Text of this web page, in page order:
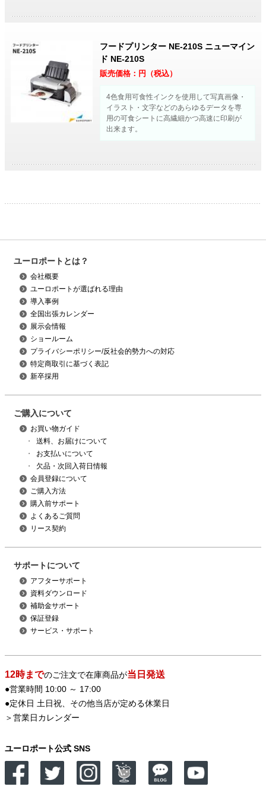
フードプリンター NE-210S ニューマイン
ド NE-210S
販売価格： 円（税込）
4色食用可食性インクを使用して写真画像・
イラスト・文字などのあらゆるデータを専
用の可食シートに高繊細かつ高速に印刷が
出来ます。
ユーロポートとは？
会社概要
ユーロポートが選ばれる理由
導入事例
全国出張カレンダー
展示会情報
ショールーム
プライバシーポリシー/反社会的勢力への対応
特定商取引に基づく表記
新卒採用
ご購入について
お買い物ガイド
・
送料、お届けについて
・
お支払いについて
・
欠品・次回入荷日情報
会員登録について
ご購入方法
購入前サポート
よくあるご質問
リース契約
サポートについて
アフターサポート
資料ダウンロード
補助金サポート
保証登録
サービス・サポート
12時までのご注文で在庫商品が当日発送
●営業時間 10:00 ～ 17:00
●定休日 土日祝、その他当店が定める休業日
＞営業日カレンダー
ユーロポート公式 SNS